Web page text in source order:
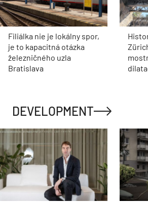
Filiálka nie je lokálny spor,
je to kapacitná otázka
železničného uzla
Bratislava
DEVELOPMENT